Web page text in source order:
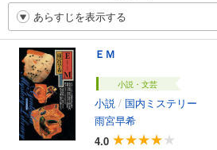
あらすじを表示する
ＥＭ
小説・文芸
小説 / 国内ミステリー
雨宮早希
4.0